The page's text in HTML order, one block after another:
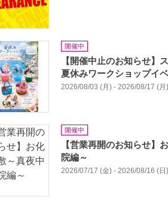
開催中
【開催中止のお知らせ】
夏休みワークショップイ
2026/08/03 (月) - 2026/08/17 (月)
開催中
【営業再開のお知らせ】
院編～
2026/07/17 (金) - 2026/08/16 (日)